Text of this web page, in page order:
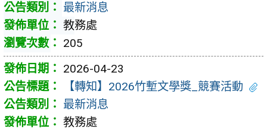
最新消息
教務處
205
2026-04-23
【轉知】2026竹塹文學獎_競賽活動
最新消息
教務處